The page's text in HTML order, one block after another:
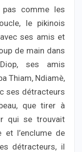
comme les
le pikinois
ses amis et
de main dans
ses amis
Thiam, Ndiamè,
ses détracteurs
que tirer à
qui se trouvait
l’enclume de
détracteurs, il